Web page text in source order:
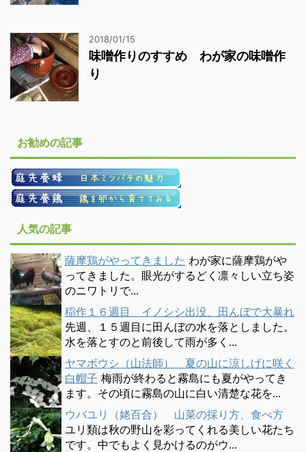
2018/01/15
味噌作りのすすめ わが家の味噌作
り
お勧めの記事
人気の記事
薩摩鶏がやってきました わが家に薩摩鶏がや
ってきました。眼光がするどく凛々しい立ち姿
のニワトリで...
稲作１６週目 イノシシ出没、田んぼで大暴れ
先週、１５週目に田んぼの水を落としました。
水を落とすのと前後して雨が多く...
ヤマボウシ（山法師） 夏の山に涼しげに咲く
白帽子 梅雨が終わると霧島にも夏がやってき
ます。その頃に霧島の山に白い清楚な花を...
ウバユリ（姥百合） 山菜の採り方、食べ方
ユリ類は秋の野山を彩ってくれる美しい花たち
です。中でもよく見かけるのがウ...